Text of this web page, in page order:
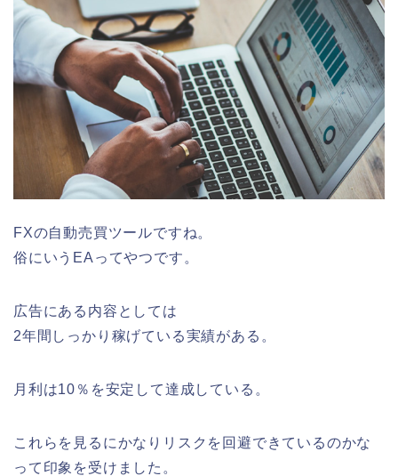
FXの自動売買ツールですね。
俗にいうEAってやつです。
広告にある内容としては
2年間しっかり稼げている実績がある。
月利は10％を安定して達成している。
これらを見るにかなりリスクを回避できているのかな
って印象を受けました。